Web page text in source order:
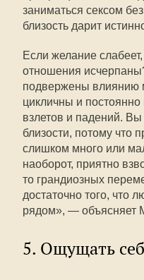
заниматься сексом
близость дарит
Если желание
отношения
подвержены влиянию
цикличны и
взлетов и падений.
близости, потому что
слишком много или
наоборот, приятно
то грандиозных
достаточно того, что
рядом», — объясняет
5. Ощущать